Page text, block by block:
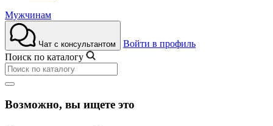
Мужчинам
Чат с консультантом
Войти в профиль
Поиск по каталогу
Возможно, вы ищете это